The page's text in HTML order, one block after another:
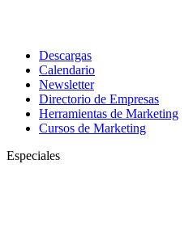
Descargas
Calendario
Newsletter
Directorio de Empresas
Herramientas de Marketing
Cursos de Marketing
Especiales